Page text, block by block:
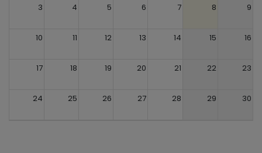
3 4 5 6 7 8 9
10 11 12 13 14 15 16
17 18 19 20 21 22 23
24 25 26 27 28 29 30